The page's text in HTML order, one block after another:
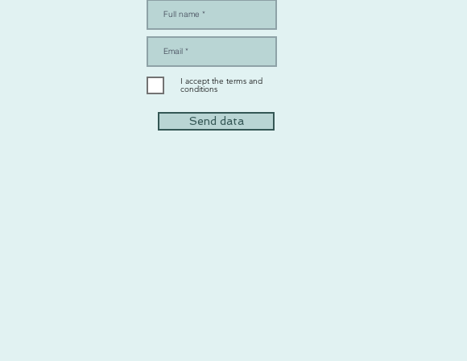
I accept the terms and
conditions
Send data